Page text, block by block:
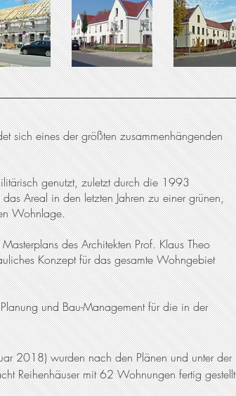
sich eines der größten zusammenhängenden
genutzt, zuletzt durch die 1993
Areal in den letzten Jahren zu einer grünen,
Wohnlage.
des Architekten Prof. Klaus Theo
Konzept für das gesamte Wohngebiet
und Bau-Management für die in der
2018) wurden nach den Plänen und unter der
Reihenhäuser mit 62 Wohnungen fertig gestellt